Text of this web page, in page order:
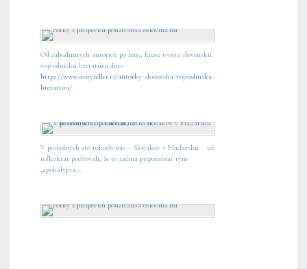
Od zabudnutých autoriek po ženy, ktoré tvoria slovenskú
vojvodinskú literatúru dnes -
https://www.storyteller.rs/autorky-slovenska-vojvodinska-
literatura/
V posledných sto rokoch nás – Slovákov v Maďarsku – už
toľkokrát pochovali, že to začína pripomínať rým
„apokalypsa...